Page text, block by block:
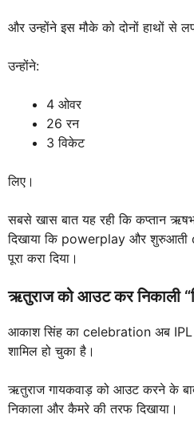
और उन्होंने इस मौके को दोनों हाथों से
उन्होंने:
4 ओवर
26 रन
3 विकेट
लिए।
सबसे खास बात यह रही कि कप्तान
दिखाया कि powerplay और शुरुआती
पूरा करा दिया।
ऋतुराज को आउट कर निकाली
आकाश सिंह का celebration अब IPL
शामिल हो चुका है।
ऋतुराज गायकवाड़ को आउट करने के
निकाला और कैमरे की तरफ दिखाया।